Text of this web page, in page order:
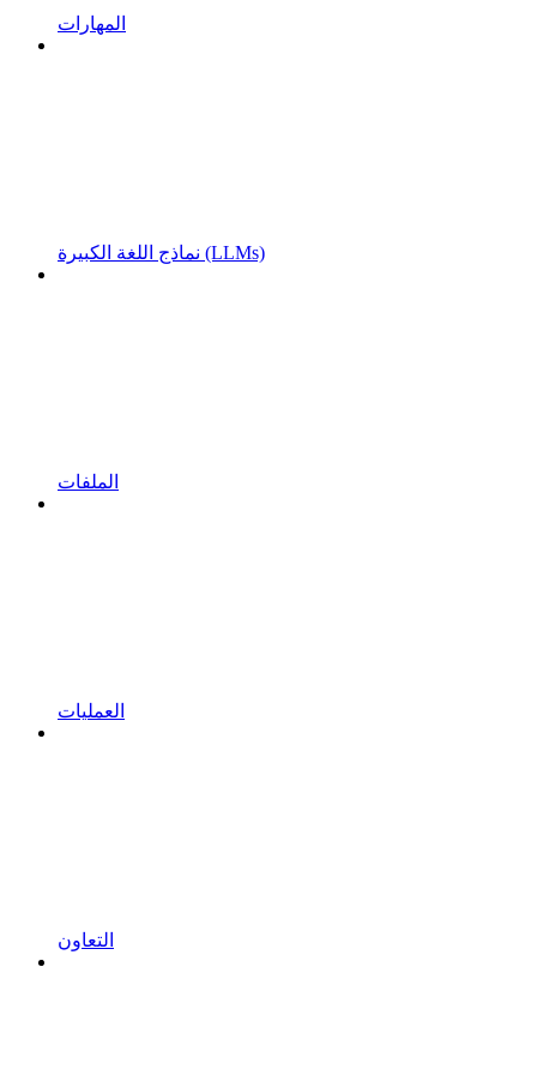
المهارات
نماذج اللغة الكبيرة (LLMs)
الملفات
العمليات
التعاون